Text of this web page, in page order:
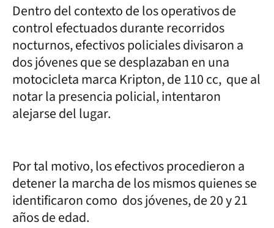
Dentro del contexto de los operativos de
control efectuados durante recorridos
nocturnos, efectivos policiales divisaron a
dos jóvenes que se desplazaban en una
motocicleta marca Kripton, de 110 cc, que al
notar la presencia policial, intentaron
alejarse del lugar.
Por tal motivo, los efectivos procedieron a
detener la marcha de los mismos quienes se
identificaron como dos jóvenes, de 20 y 21
años de edad.